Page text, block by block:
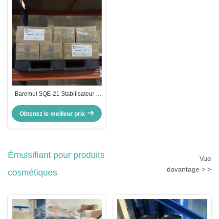
Baremul SQE-21 Stabilisateur à
cosmétiques CAS 69364-63-2
Obtenez le meilleur prix
Émulsifiant pour produits
cosmétiques
Vue
davantage > >